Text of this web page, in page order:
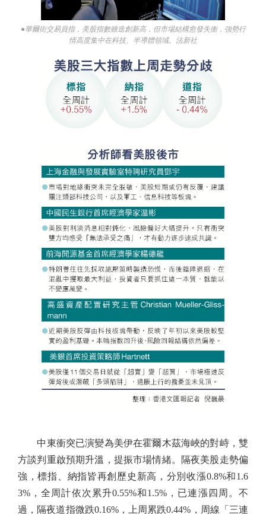
●華爾街交易員指，美股指數雖迭創新高，但市場結構愈發失衡，強勢行
情高度集中在科技、半導體領域。法新社
中東衝突已演變為美伊在霍爾木茲海峽的對峙，雙
方談判重啟預期升溫，提振市場情緒。隔夜美股走勢偏
強，標指、納指皆再創歷史新高，分別收漲0.8%和1.6
3%，全周計依次累升0.55%和1.5%，已連漲四周。不
過，隔夜道指微跌0.16%，上周累跌0.44%，周線「三連